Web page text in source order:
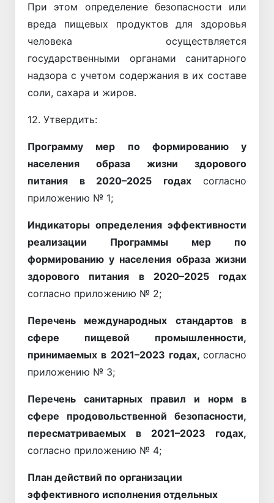
При этом определение безопасности или
вреда пищевых продуктов для здоровья
человека осуществляется
государственными органами санитарного
надзора с учетом содержания в их составе
соли, сахара и жиров.
12. Утвердить:
Программу мер по формированию у
населения образа жизни здорового
питания в 2020–2025 годахсогласно
приложению № 1;
Индикаторы определения эффективности
реализации Программы мер по
формированию у населения образа жизни
здорового питания в 2020–2025 годах
согласно приложению № 2;
Перечень международных стандартов в
сфере пищевой промышленности,
принимаемых в 2021–2023 годах, согласно
приложению № 3;
Перечень санитарных правил и норм в
сфере продовольственной безопасности,
пересматриваемых в 2021–2023 годах,
согласно приложению № 4;
План действий по организации
эффективного исполнения отдельных